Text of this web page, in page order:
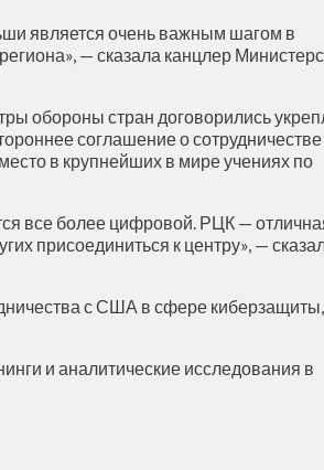
является очень важным шагом в
— сказала канцлер
обороны стран договорились
соглашение о
в крупнейших в мире учениях по
все более цифровой. РЦК —
присоединиться к центру», —
с США в сфере
и аналитические исследования в